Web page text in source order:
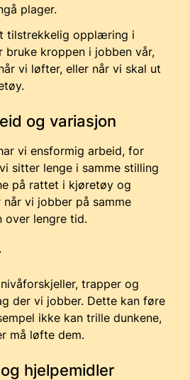
plager.
tilstrekkelig opplæring i
bruke kroppen i jobben vår,
vi løfter, eller når vi skal ut
og variasjon
vi ensformig arbeid, for
sitter lenge i samme stilling
på rattet i kjøretøy og
når vi jobber på samme
over lengre tid.
trapper og
der vi jobber. Dette kan føre
ikke kan trille dunkene,
må løfte dem.
hjelpemidler